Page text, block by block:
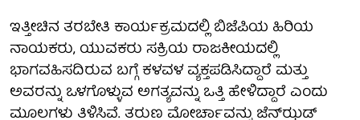
ಇತ್ತೀಚಿನ ತರಬೇತಿ ಕಾರ್ಯಕ್ರಮದಲ್ಲಿ ಬಿಜೆಪಿಯ ಹಿರಿಯ
ನಾಯಕರು, ಯುವಕರು ಸಕ್ರಿಯ ರಾಜಕೀಯದಲ್ಲಿ
ಭಾಗವಹಿಸದಿರುವ ಬಗ್ಗೆ ಕಳವಳ ವ್ಯಕ್ತಪಡಿಸಿದ್ದಾರೆ ಮತ್ತು
ಅವರನ್ನು ಒಳಗೊಳ್ಳುವ ಅಗತ್ಯವನ್ನು ಒತ್ತಿ ಹೇಳಿದ್ದಾರೆ ಎಂದು
ಮೂಲಗಳು ತಿಳಿಸಿವೆ. ತರುಣ ಮೋರ್ಚಾವನ್ನು ಜೆನ್‌ಝಡ್